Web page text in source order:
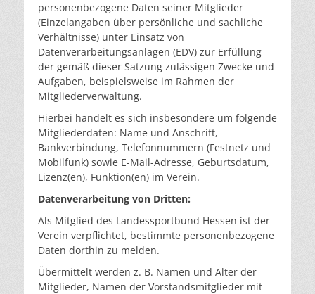
personenbezogene Daten seiner Mitglieder
(Einzelangaben über persönliche und sachliche
Verhältnisse) unter Einsatz von
Datenverarbeitungsanlagen (EDV) zur Erfüllung
der gemäß dieser Satzung zulässigen Zwecke und
Aufgaben, beispielsweise im Rahmen der
Mitgliederverwaltung.
Hierbei handelt es sich insbesondere um folgende
Mitgliederdaten: Name und Anschrift,
Bankverbindung, Telefonnummern (Festnetz und
Mobilfunk) sowie E-Mail-Adresse, Geburtsdatum,
Lizenz(en), Funktion(en) im Verein.
Datenverarbeitung von Dritten:
Als Mitglied des Landessportbund Hessen ist der
Verein verpflichtet, bestimmte personenbezogene
Daten dorthin zu melden.
Übermittelt werden z. B. Namen und Alter der
Mitglieder, Namen der Vorstandsmitglieder mit